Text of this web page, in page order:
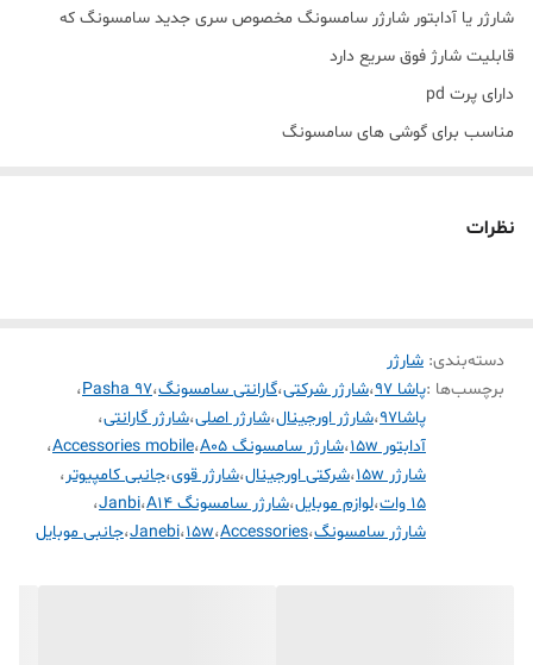
شارژر یا آدابتور شارژر سامسونگ مخصوص سری جدید سامسونگ که
قابلیت شارژ فوق سریع دارد
دارای پرت pd
مناسب برای گوشی های سامسونگ
نظرات
دسته‌بندی: شارژر
برچسب‌ها :پاشا ۹۷ ،شارژر شرکتی،گارانتی سامسونگ،Pasha 97،
پاشا۹۷
،شارژر اورجینال،شارژر اصلی،شارژر گارانتی،
آدابتور 15w
،شارژر سامسونگ A05 ،Accessories mobile،
شارژر 15w
،شرکتی اورجینال،شارژر قوی،جانبی کامپیوتر،
15 وات
،لوازم موبایل،شارژر سامسونگ A14 ،Janbi،
شارژر سامسونگ،Accessories،15w،Janebi،جانبی موبایل